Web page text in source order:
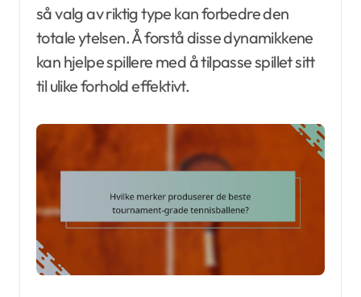
så valg av riktig type kan forbedre den
totale ytelsen. Å forstå disse dynamikkene
kan hjelpe spillere med å tilpasse spillet sitt
til ulike forhold effektivt.